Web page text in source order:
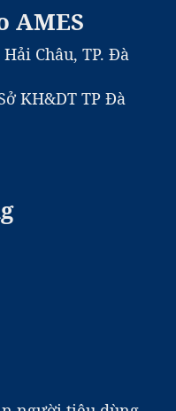
AMES
Châu, TP. Đà
KH&DT TP Đà